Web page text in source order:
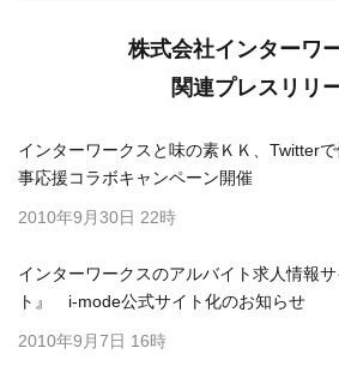
株式会社インターワ
関連プレスリリ
インターワークスと味の素ＫＫ、Twitter
事応援コラボキャンペーン開催
2010年9月30日 22時
インターワークスのアルバイト求人情報
ト』 i-mode公式サイト化のお知らせ
2010年9月7日 16時